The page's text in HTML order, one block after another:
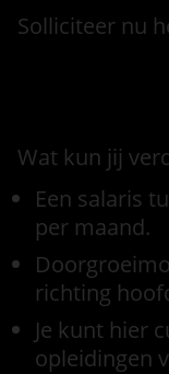
Solliciteer nu
Wat kun jij
Een salaris
per maand.
richting
Je kunt hier
opleidingen